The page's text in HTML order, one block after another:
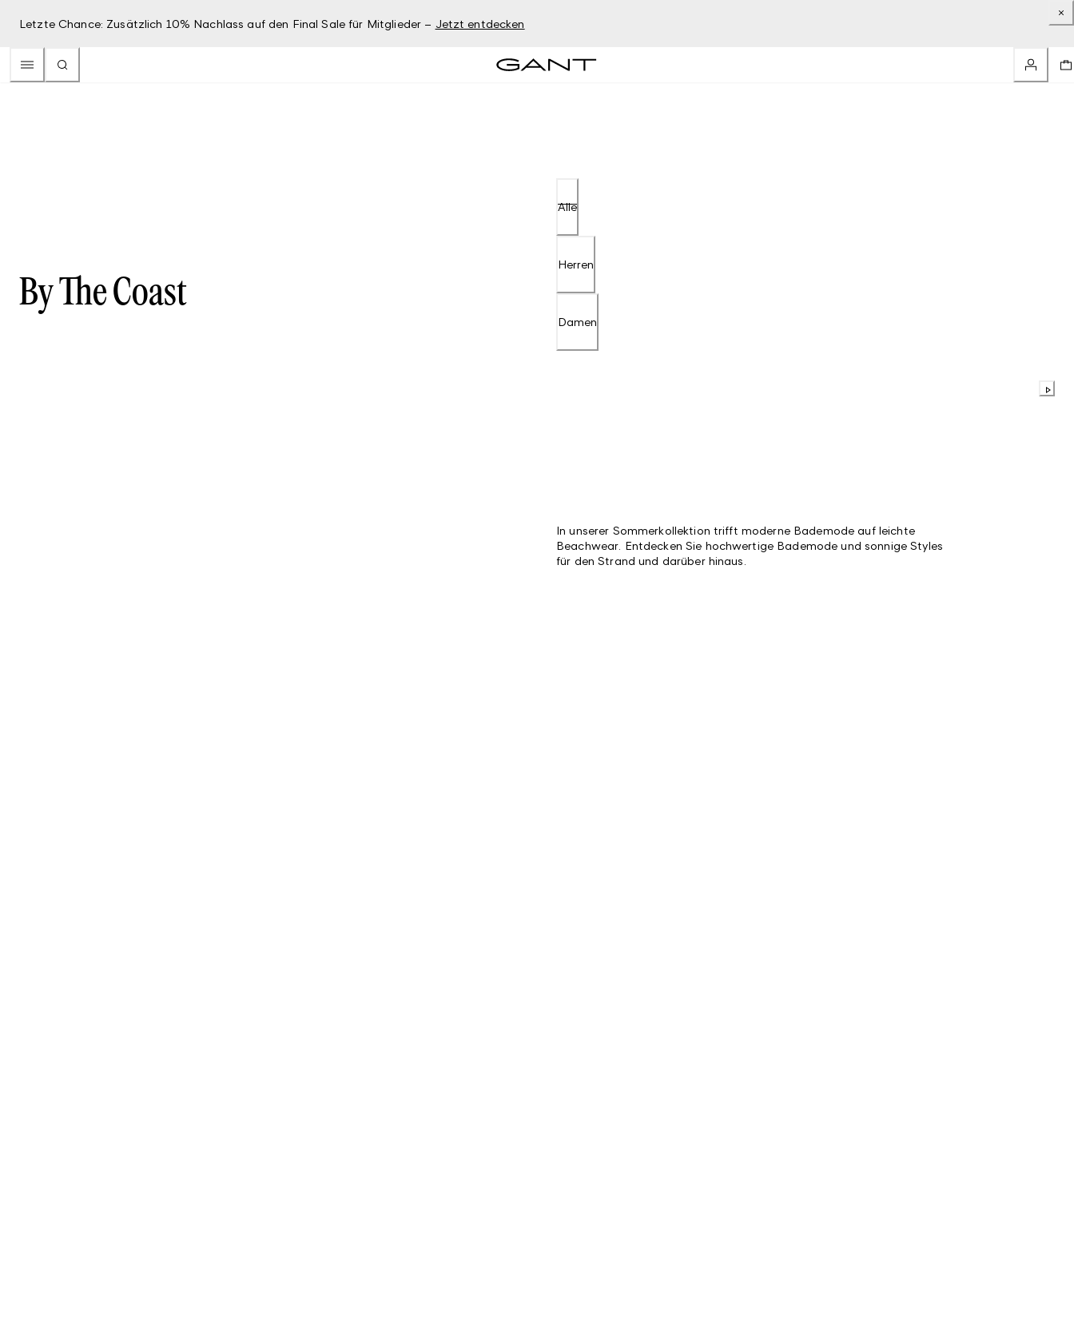
Letzte Chance: Zusätzlich 10% Nachlass auf den Final Sale für Mitglieder – Jetzt entdecken
By The Coast
Alle
Herren
Damen
In unserer Sommerkollektion trifft moderne Bademode auf leichte
Beachwear. Entdecken Sie hochwertige Bademode und sonnige Styles
für den Strand und darüber hinaus.